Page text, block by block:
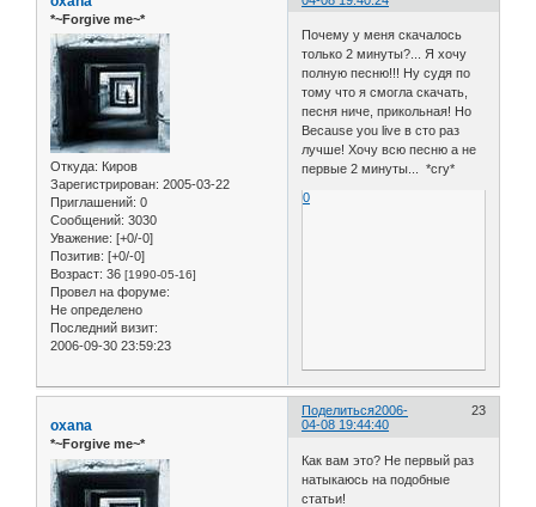
*~Forgive me~*
Откуда: Киров
Зарегистрирован: 2005-03-22
Приглашений: 0
Сообщений: 3030
Уважение: [+0/-0]
Позитив: [+0/-0]
Возраст: 36 [1990-05-16]
Провел на форуме:
Не определено
Последний визит:
2006-09-30 23:59:23
Почему у меня скачалось
только 2 минуты?... Я хочу
полную песню!!! Ну судя по
тому что я смогла скачать,
песня ниче, прикольная! Но
Because you live в сто раз
лучше! Хочу всю песню а не
первые 2 минуты... *cry*
0
Поделиться 23
2006-
04-08 19:44:40
oxana
*~Forgive me~*
Как вам это? Не первый раз
натыкаюсь на подобные
статьи!